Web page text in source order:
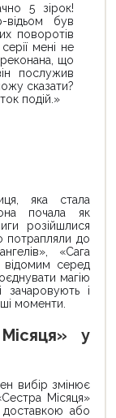
5 зірок!
був
поворотів
мені не
що
послужив
сказати?
подій.»
яка стала
почала як
розійшлися
потрапляли до
«Сага
відомим серед
магію
зачаровують і
моменти.
у
вибір змінює
Місяця»
доставкою або